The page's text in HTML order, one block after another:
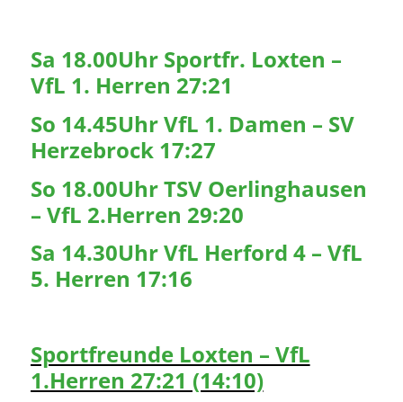
Sa 18.00Uhr Sportfr. Loxten –
VfL 1. Herren 27:21
So 14.45Uhr VfL 1. Damen – SV
Herzebrock 17:27
So 18.00Uhr TSV Oerlinghausen
– VfL 2.Herren 29:20
Sa 14.30Uhr VfL Herford 4 – VfL
5. Herren 17:16
Sportfreunde Loxten – VfL
1.Herren 27:21 (14:10)